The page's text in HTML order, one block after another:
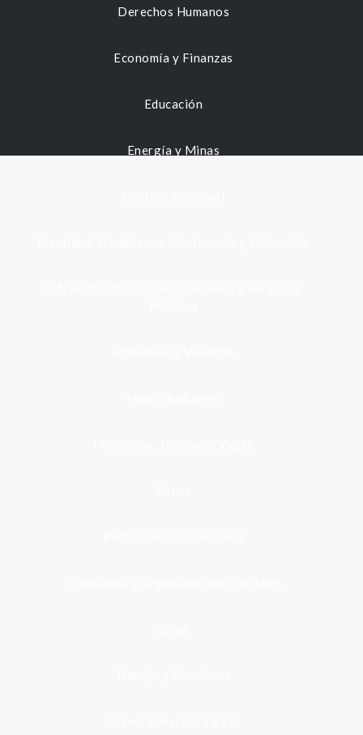
Derechos Humanos
Economía y Finanzas
Educación
Energía y Minas